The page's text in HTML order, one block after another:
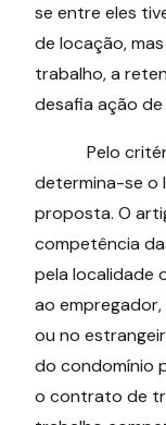
se entre eles
de locação,
trabalho, a
desafia ação
Pelo critério
determina-se o
proposta. O
competência
pela localidade
ao
ou no
do condomínio
o contrato de